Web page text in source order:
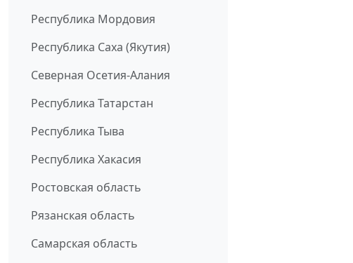
Республика Мордовия
Республика Саха (Якутия)
Северная Осетия-Алания
Республика Татарстан
Республика Тыва
Республика Хакасия
Ростовская область
Рязанская область
Самарская область